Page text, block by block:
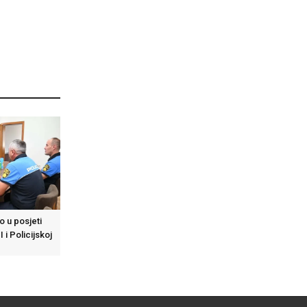
u posjeti
i Policijskoj